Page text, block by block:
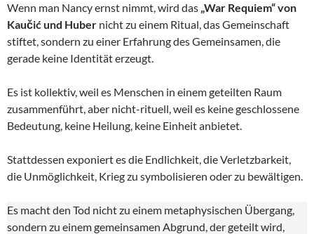
Wenn man Nancy ernst nimmt, wird das „War Requiem“ von
Kaučić und Huber nicht zu einem Ritual, das Gemeinschaft
stiftet, sondern zu einer Erfahrung des Gemeinsamen, die
gerade keine Identität erzeugt.
Es ist kollektiv, weil es Menschen in einem geteilten Raum
zusammenführt, aber nicht-rituell, weil es keine geschlossene
Bedeutung, keine Heilung, keine Einheit anbietet.
Stattdessen exponiert es die Endlichkeit, die Verletzbarkeit,
die Unmöglichkeit, Krieg zu symbolisieren oder zu bewältigen.
Es macht den Tod nicht zu einem metaphysischen Übergang,
sondern zu einem gemeinsamen Abgrund, der geteilt wird,